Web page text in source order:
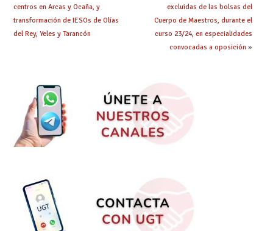
centros en Arcas y Ocaña, y
transformación de IESOs de Olías
del Rey, Yeles y Tarancón
excluidas de las bolsas del
Cuerpo de Maestros, durante el
curso 23/24, en especialidades
convocadas a oposición »